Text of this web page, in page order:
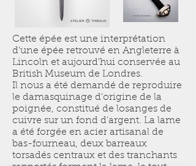
Cette épée est une interprétation
d'une épée retrouvé en Angleterre à
Lincoln et aujourd'hui conservée au
British Museum de Londres.
Il nous a été demandé de reproduire
le damasquinage d'origine de la
poignée, constitué de losanges de
cuivre sur un fond d'argent. La lame
a été forgée en acier artisanal de
bas-fourneau, deux barreaux
torsadés centraux et des tranchants